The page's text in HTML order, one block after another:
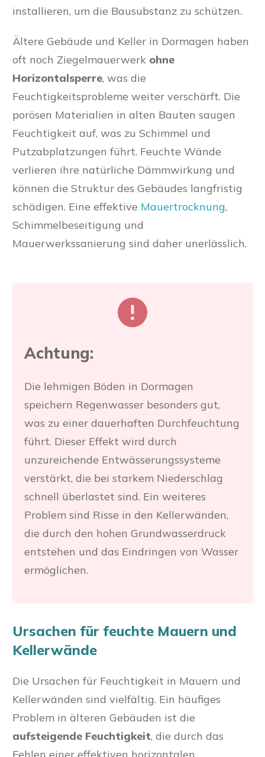
installieren, um die Bausubstanz zu schützen.
Ältere Gebäude und Keller in Dormagen haben
oft noch Ziegelmauerwerk ohne
Horizontalsperre, was die
Feuchtigkeitsprobleme weiter verschärft. Die
porösen Materialien in alten Bauten saugen
Feuchtigkeit auf, was zu Schimmel und
Putzabplatzungen führt. Feuchte Wände
verlieren ihre natürliche Dämmwirkung und
können die Struktur des Gebäudes langfristig
schädigen. Eine effektive Mauertrocknung,
Schimmelbeseitigung und
Mauerwerkssanierung sind daher unerlässlich.
Achtung:
Die lehmigen Böden in Dormagen
speichern Regenwasser besonders gut,
was zu einer dauerhaften Durchfeuchtung
führt. Dieser Effekt wird durch
unzureichende Entwässerungssysteme
verstärkt, die bei starkem Niederschlag
schnell überlastet sind. Ein weiteres
Problem sind Risse in den Kellerwänden,
die durch den hohen Grundwasserdruck
entstehen und das Eindringen von Wasser
ermöglichen.
Ursachen für feuchte Mauern und
Kellerwände
Die Ursachen für Feuchtigkeit in Mauern und
Kellerwänden sind vielfältig. Ein häufiges
Problem in älteren Gebäuden ist die
aufsteigende Feuchtigkeit, die durch das